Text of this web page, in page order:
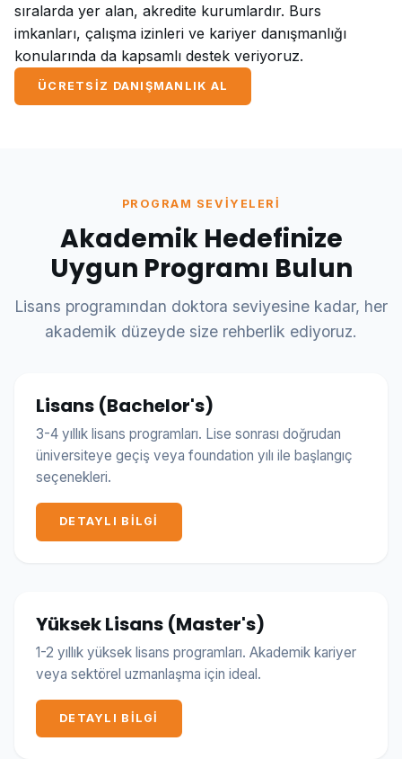
sıralarda yer alan, akredite kurumlardır. Burs
imkanları, çalışma izinleri ve kariyer danışmanlığı
konularında da kapsamlı destek veriyoruz.
ÜCRETSIZ DANIŞMANLIK AL
PROGRAM SEVIYELERI
Akademik Hedefinize
Uygun Programı Bulun
Lisans programından doktora seviyesine kadar, her
akademik düzeyde size rehberlik ediyoruz.
Lisans (Bachelor's)
3-4 yıllık lisans programları. Lise sonrası doğrudan
üniversiteye geçiş veya foundation yılı ile başlangıç
seçenekleri.
DETAYLI BILGI
Yüksek Lisans (Master's)
1-2 yıllık yüksek lisans programları. Akademik kariyer
veya sektörel uzmanlaşma için ideal.
DETAYLI BILGI